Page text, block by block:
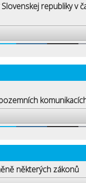
republiky v
některých zákonů